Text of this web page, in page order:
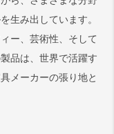
生み出しています。
ー、芸術性、そして
品は、世界で活躍す
メーカーの張り地と